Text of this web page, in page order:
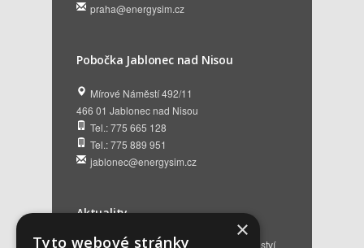
praha@energysim.cz
Pobočka Jablonec nad Nisou
Mírové Náměstí 492/11
466 01 Jablonec nad Nisou
Tel.: 775 665 128
Tel.: 775 889 951
jablonec@energysim.cz
Aktuality
Renovační pasy budov a dotační poradenství
×
Tyto webové stránky